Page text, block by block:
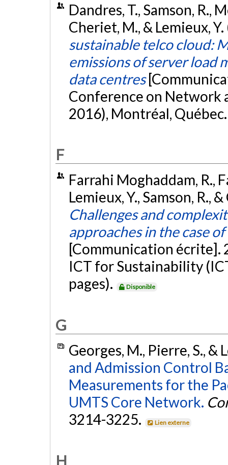
Dandres, T., Samson, R.,
Cheriet, M., & Lemieux,
sustainable telco cloud:
emissions of server load
data centres
Conference on Network
2016), Montréal,
F
Farrahi Moghaddam, R.,
Lemieux, Y., Samson, R.,
Challenges and
approaches in the case
[Communication écrite].
ICT for Sustainability
pages).
Disponible
G
Georges, M., Pierre, S., &
and Admission Control
Measurements for the
UMTS Core Network.
3214-3225.
Lien externe
H